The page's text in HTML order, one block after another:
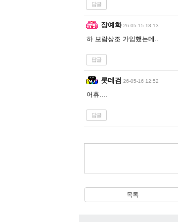
답글
장예화 26-05-15 18:13
하 보람상조 가입했는데..
답글
롯데검 26-05-16 12:52
어휴....
답글
목록